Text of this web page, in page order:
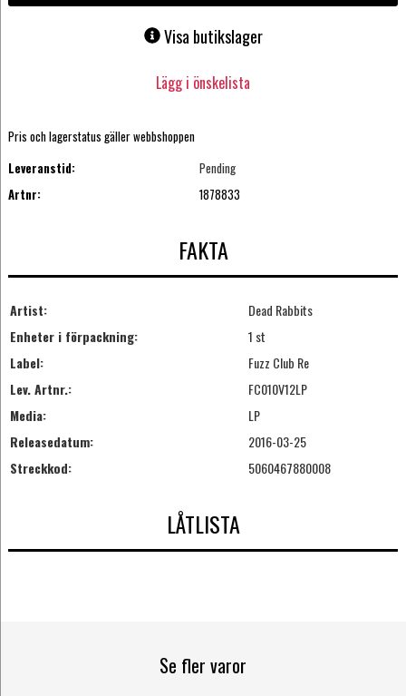
Visa butikslager
Lägg i önskelista
Pris och lagerstatus gäller webbshoppen
Leveranstid:
Pending
Artnr:
1878833
FAKTA
Artist:
Dead Rabbits
Enheter i förpackning:
1 st
Label:
Fuzz Club Re
Lev. Artnr.:
FC010V12LP
Media:
LP
Releasedatum:
2016-03-25
Streckkod:
5060467880008
LÅTLISTA
Se fler varor